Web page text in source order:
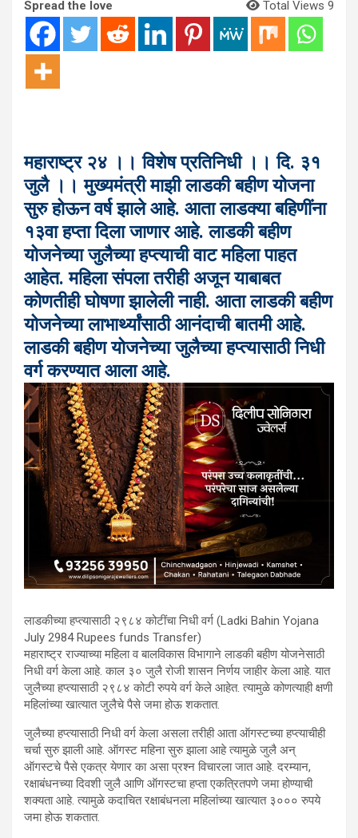
Total Views 9
Spread the love
महाराष्ट्र २४ ।। विशेष प्रतिनिधी ।। दि. ३१
जुलै ।। मुख्यमंत्री माझी लाडकी बहीण योजना
सुरु होऊन वर्ष झाले आहे. आता लाडक्या बहि‍णींना
१३वा हप्ता दिला जाणार आहे. लाडकी बहीण
योजनेच्या जुलैच्या हप्त्याची वाट महिला पाहत
आहेत. महिला संपला तरीही अजून याबाबत
कोणतीही घोषणा झालेली नाही. आता लाडकी बहीण
योजनेच्या लाभार्थ्यांसाठी आनंदाची बातमी आहे.
लाडकी बहीण योजनेच्या जुलैच्या हप्त्यासाठी निधी
वर्ग करण्यात आला आहे.
लाडकीच्या हप्त्यासाठी २९८४ कोटींचा निधी वर्ग (Ladki Bahin Yojana
July 2984 Rupees funds Transfer)
महाराष्ट्र राज्याच्या महिला व बालविकास विभागाने लाडकी बहीण योजनेसाठी
निधी वर्ग केला आहे. काल ३० जुलै रोजी शासन निर्णय जाहीर केला आहे. यात
जुलैच्या हप्त्यासाठी २९८४ कोटी रुपये वर्ग केले आहेत. त्यामुळे कोणत्याही क्षणी
महिलांच्या खात्यात जुलैचे पैसे जमा होऊ शकतात.
जुलैच्या हप्त्यासाठी निधी वर्ग केला असला तरीही आता ऑगस्टच्या हप्त्याचीही
चर्चा सुरु झाली आहे. ऑगस्ट महिना सुरु झाला आहे त्यामुळे जुलै अन्
ऑगस्टचे पैसे एकत्र येणार का असा प्रश्न विचारला जात आहे. दरम्यान,
रक्षाबंधनच्या दिवशी जुलै आणि ऑगस्टचा हप्ता एकत्रितपणे जमा होण्याची
शक्यता आहे. त्यामुळे कदाचित रक्षाबंधनला महिलांच्या खात्यात ३००० रुपये
जमा होऊ शकतात.